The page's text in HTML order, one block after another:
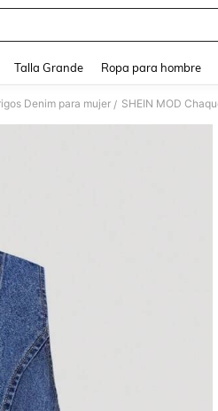
Talla Grande Ropa para hombre
Denim para mujer /